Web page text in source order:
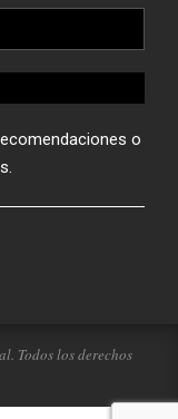
o
Todos los derechos